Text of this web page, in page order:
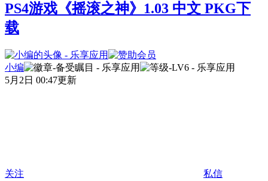
PS4游戏《摇滚之神》1.03 中文 PKG下
载
小编
5月2日 00:47更新
关注 私信